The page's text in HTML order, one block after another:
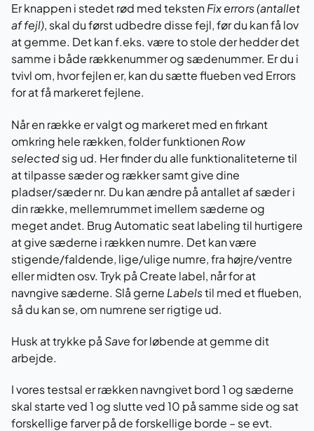
Er knappen i stedet rød med tekstenFix errors (antallet
af fejl), skal du først udbedre disse fejl, før du kan få lov
at gemme. Det kan f.eks. være to stole der hedder det
samme i både rækkenummer og sædenummer. Er du i
tvivl om, hvor fejlen er, kan du sætte flueben ved Errors
for at få markeret fejlene.
Når en række er valgt og markeret med en firkant
omkring hele rækken, folder funktionenRow
selectedsig ud. Her finder du alle funktionaliteterne til
at tilpasse sæder og rækker samt give dine
pladser/sæder nr. Du kan ændre på antallet af sæder i
din række, mellemrummet imellem sæderne og
meget andet. Brug Automatic seat labeling til hurtigere
at give sæderne i rækken numre. Det kan være
stigende/faldende, lige/ulige numre, fra højre/ventre
eller midten osv. Tryk på Create label, når for at
navngive sæderne. Slå gerne Labelstil med et flueben,
så du kan se, om numrene ser rigtige ud.
Husk at trykke påSavefor løbende at gemme dit
arbejde.
I vores testsal er rækken navngivet bord 1 og sæderne
skal starte ved 1 og slutte ved 10 på samme side og sat
forskellige farver på de forskellige borde – se evt.